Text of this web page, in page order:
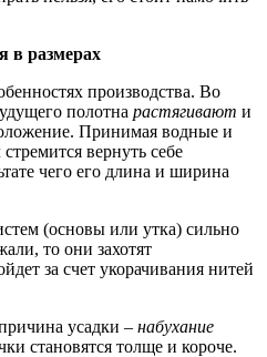
в размерах
производства. Во
полотна растягивают и
Принимая водные и
вернуть себе
чего его длина и ширина
(основы или утка) сильно
то они захотят
за счет укорачивания нитей
усадки – набухание
становятся толще и короче.